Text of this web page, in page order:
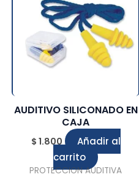
AUDITIVO SILICONADO EN
CAJA
$ 1.800
Añadir al
carrito
PROTECCION AUDITIVA